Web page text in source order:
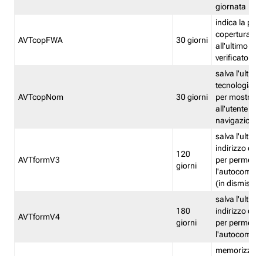
giornata
AVTcopFWA 30 giorni
indica la
copertura
all'ultimo
verificato
AVTcopNom 30 giorni
salva l'ultima
tecnologia
per
all'utente
navigazione
AVTformV3
120
giorni
salva l'ultimo
indirizzo di
per
(in
AVTformV4
180
giorni
salva l'ultimo
indirizzo di
per
memorizza